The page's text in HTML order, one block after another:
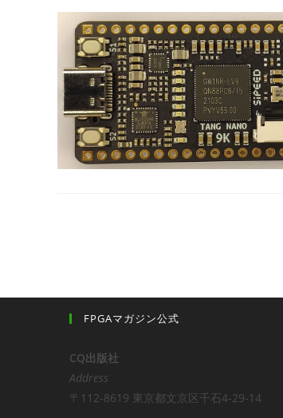
FPGAマガジン公式
CQ出版社
Address
〒112-8619 東京都文京区千石4-29-14